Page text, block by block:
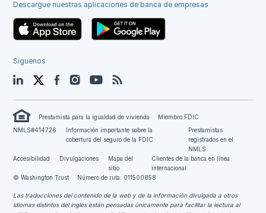
Descargue nuestras aplicaciones de banca de empresas
Síguenos
LinkedIn TwitterFacebookInstagramYouTube
Prestamista para la igualdad de vivienda
Miembro FDIC
NMLS#414726
Información importante sobre la
cobertura del seguro de la FDIC
Prestamistas
registrados en el
NMLS
Accesibilidad
Divulgaciones
Mapa del
sitio
Clientes de la banca en línea
internacional
© Washington Trust
Número de ruta: 011500858
Las traducciones del contenido de la web y de la información divulgada a otros
idiomas distintos del inglés están pensadas únicamente para facilitar la lectura al